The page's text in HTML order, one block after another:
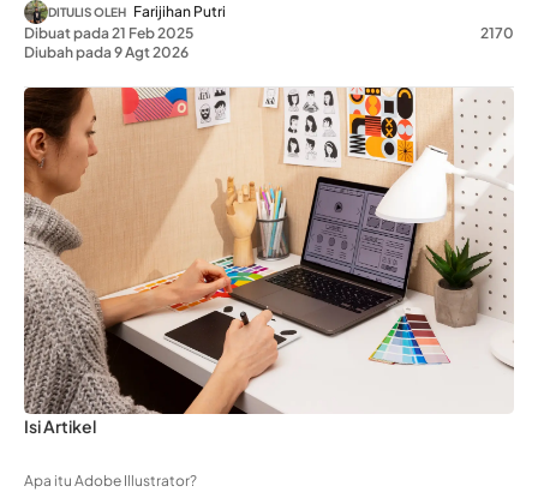
DITULIS OLEH Farijihan Putri
Dibuat pada 21 Feb 2025
Diubah pada 9 Agt 2026
2170
Isi Artikel
Apa itu Adobe Illustrator?